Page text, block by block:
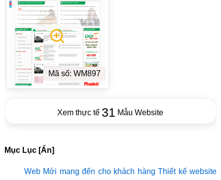
WM 01
Mã số: WM897
Xem thực tế 31 Mẫu Website
Mục Lục [Ẩn]
Web Mới mang đến cho khách hàng Thiết kế website